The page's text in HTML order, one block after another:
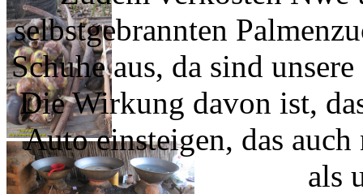
selbstgebrannten
Schuhe aus, da sind
Die Wirkung davon ist,
Auto einsteigen, das auch
als